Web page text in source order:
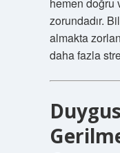
zorundadır.
almakta
daha fazla